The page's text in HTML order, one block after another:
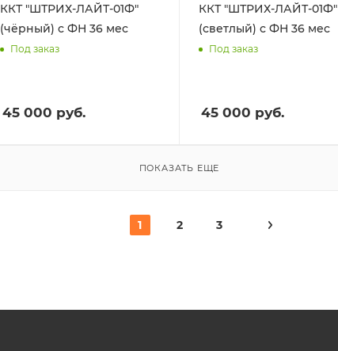
ККТ "ШТРИХ-ЛАЙТ-01Ф"
(чёрный) с ФН 36 мес
Под заказ
45 000 руб.
ККТ "ШТРИХ-ЛАЙТ-01Ф"
(светлый) с ФН 36 мес
Под заказ
45 000 руб.
ПОКАЗАТЬ ЕЩЕ
1 2 3